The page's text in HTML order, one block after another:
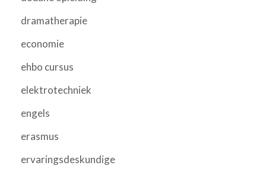
dramatherapie
economie
ehbo cursus
elektrotechniek
engels
erasmus
ervaringsdeskundige